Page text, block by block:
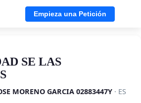
Empieza una Petición
SE LAS
MORENO GARCIA 02883447Y· ES